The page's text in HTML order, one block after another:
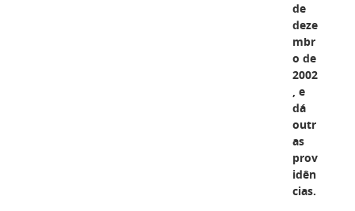
de
deze
mbr
o de
2002
, e
dá
outr
as
prov
idên
cias.